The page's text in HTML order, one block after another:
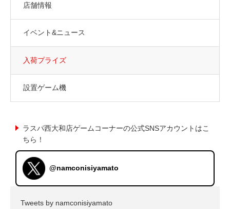
店舗情報
イベント&ニュース
入荷プライズ
設置ゲーム機
ラスパ西大和店ゲームコーナーの公式SNSアカウントはこ
ちら！
@namconisiyamato
Tweets by namconisiyamato